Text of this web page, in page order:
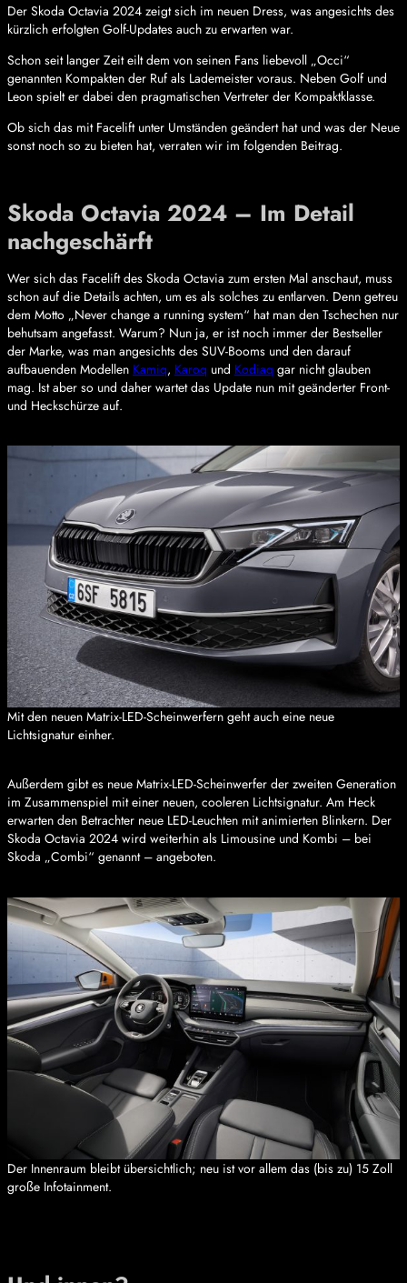
Der Skoda Octavia 2024 zeigt sich im neuen Dress, was angesichts des
kürzlich erfolgten Golf-Updates auch zu erwarten war.
Schon seit langer Zeit eilt dem von seinen Fans liebevoll „Occi“
genannten Kompakten der Ruf als Lademeister voraus. Neben Golf und
Leon spielt er dabei den pragmatischen Vertreter der Kompaktklasse.
Ob sich das mit Facelift unter Umständen geändert hat und was der Neue
sonst noch so zu bieten hat, verraten wir im folgenden Beitrag.
Skoda Octavia 2024 – Im Detail
nachgeschärft
Wer sich das Facelift des Skoda Octavia zum ersten Mal anschaut, muss
schon auf die Details achten, um es als solches zu entlarven. Denn getreu
dem Motto „Never change a running system“ hat man den Tschechen nur
behutsam angefasst. Warum? Nun ja, er ist noch immer der Bestseller
der Marke, was man angesichts des SUV-Booms und den darauf
aufbauenden Modellen Kamiq, Karoq und Kodiaq gar nicht glauben
mag. Ist aber so und daher wartet das Update nun mit geänderter Front-
und Heckschürze auf.
Mit den neuen Matrix-LED-Scheinwerfern geht auch eine neue
Lichtsignatur einher.
Außerdem gibt es neue Matrix-LED-Scheinwerfer der zweiten Generation
im Zusammenspiel mit einer neuen, cooleren Lichtsignatur. Am Heck
erwarten den Betrachter neue LED-Leuchten mit animierten Blinkern. Der
Skoda Octavia 2024 wird weiterhin als Limousine und Kombi – bei
Skoda „Combi“ genannt – angeboten.
Der Innenraum bleibt übersichtlich; neu ist vor allem das (bis zu) 15 Zoll
große Infotainment.